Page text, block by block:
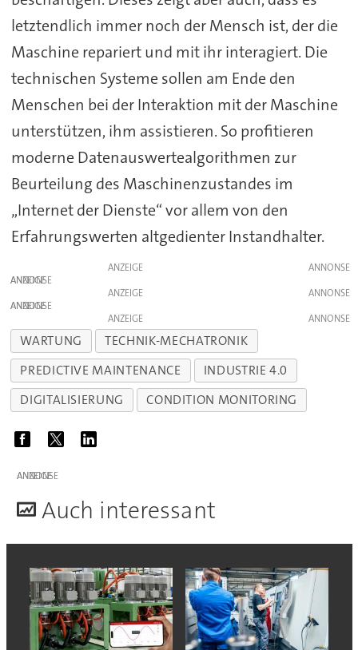
letztendlich immer noch der Mensch ist, der die
Maschine repariert und mit ihr interagiert. Die
technischen Systeme sollen am Ende den
Menschen bei der Interaktion mit der Maschine
unterstützen, ihm assistieren. So profitieren
moderne Datenauswertealgorithmen zur
Beurteilung des Maschinenzustandes im
„Internet der Dienste“ vor allem von den
Erfahrungswerten altgedienter Instandhalter.
ANZEIGE
ANZEIGE
ANZEIGE
ANZEIGE
ANZEIGE
WARTUNG
TECHNIK-MECHATRONIK
PREDICTIVE MAINTENANCE
INDUSTRIE 4.0
DIGITALISIERUNG
CONDITION MONITORING
ANZEIGE
Auch interessant